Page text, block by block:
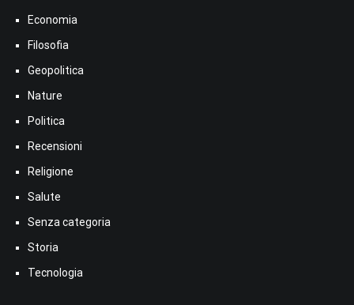
Economia
Filosofia
Geopolitica
Nature
Politica
Recensioni
Religione
Salute
Senza categoria
Storia
Tecnologia